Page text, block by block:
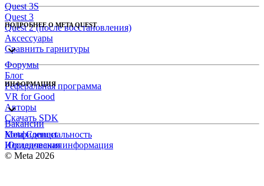
Quest 3S
Quest 3
Quest 2 (после восстановления)
Аксессуары
Сравнить гарнитуры
ПОДРОБНЕЕ О META QUEST
Форумы
Блог
Реферальная программа
VR for Good
Авторы
Скачать SDK
ИНФОРМАЦИЯ
Вакансии
Meta Connect
Исследования
Конфиденциальность
Юридическая информация
© Meta 2026